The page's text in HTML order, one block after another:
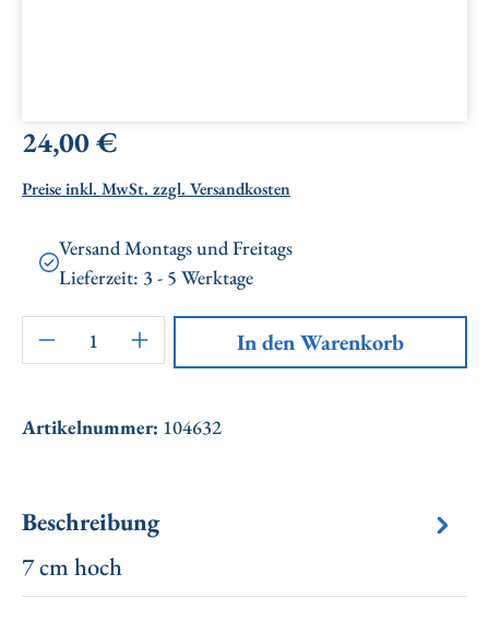
Regulärer Preis:
24,00 €
Preise inkl. MwSt. zzgl. Versandkosten
Versand Montags und Freitags
Lieferzeit: 3 - 5 Werktage
Artikel Anzahl: Gib den gewünschten
In den Warenkorb
Artikelnummer: 104632
Beschreibung
7 cm hoch